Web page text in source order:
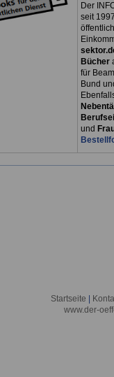
Der
seit
Bücher
für
Bund
und
Startseite
www.der-